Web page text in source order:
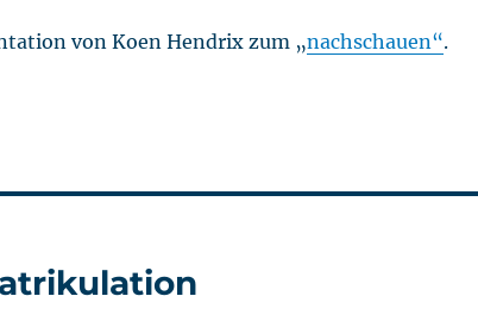
von Koen Hendrix zum „nachschauen“.